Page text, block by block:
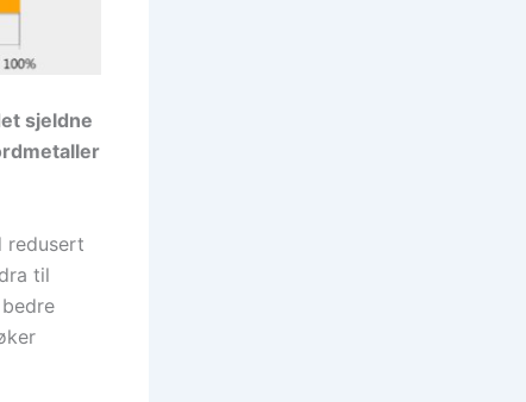
sjeldne
redusert
til